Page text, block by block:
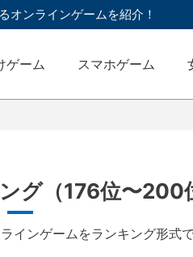
オンラインゲームを紹介！
ゲーム スマホゲーム
（176位〜200
インゲームをランキング形式で